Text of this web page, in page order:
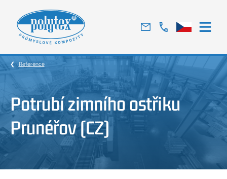
Tradiční
český
výrobce
skelných
Reference
Potrubí zimního ostřiku
Prunéřov (CZ)